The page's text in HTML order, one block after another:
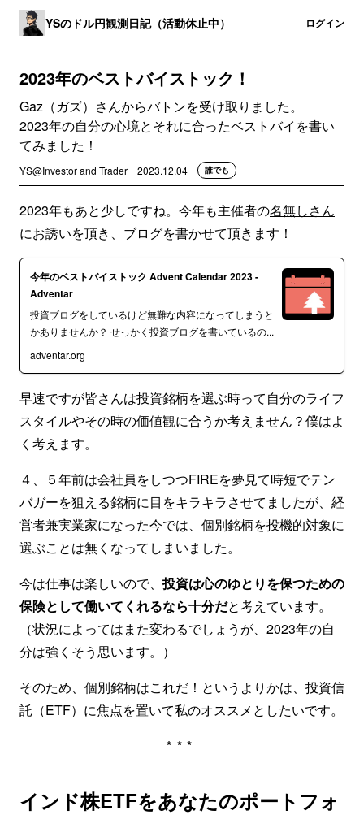
YSのドル円観測日記（活動休止中） ログイン
2023年のベストバイストック！
Gaz（ガズ）さんからバトンを受け取りました。
2023年の自分の心境とそれに合ったベストバイを書い
てみました！
YS@Investor and Trader 2023.12.04 誰でも
2023年もあと少しですね。今年も主催者の名無しさん
にお誘いを頂き、ブログを書かせて頂きます！
今年のベストバイストック Advent Calendar 2023 -
Adventar
投資ブログをしているけど無難な内容になってしまうと
かありませんか？ せっかく投資ブログを書いているの...
adventar.org
早速ですが皆さんは投資銘柄を選ぶ時って自分のライフ
スタイルやその時の価値観に合うか考えません？僕はよ
く考えます。
４、５年前は会社員をしつつFIREを夢見て時短でテン
バガーを狙える銘柄に目をキラキラさせてましたが、経
営者兼実業家になった今では、個別銘柄を投機的対象に
選ぶことは無くなってしまいました。
今は仕事は楽しいので、投資は心のゆとりを保つための
保険として働いてくれるなら十分だと考えています。
（状況によってはまた変わるでしょうが、2023年の自
分は強くそう思います。）
そのため、個別銘柄はこれだ！というよりかは、投資信
託（ETF）に焦点を置いて私のオススメとしたいです。
***
インド株ETFをあなたのポートフォ